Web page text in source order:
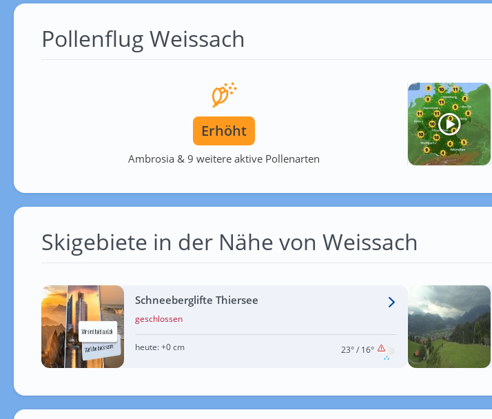
Pollenflug Weissach
Erhöht
Ambrosia & 9 weitere aktive Pollenarten
Skigebiete in der Nähe von Weissach
Schneeberglifte Thiersee
geschlossen
heute: +0 cm 23°/ 16°